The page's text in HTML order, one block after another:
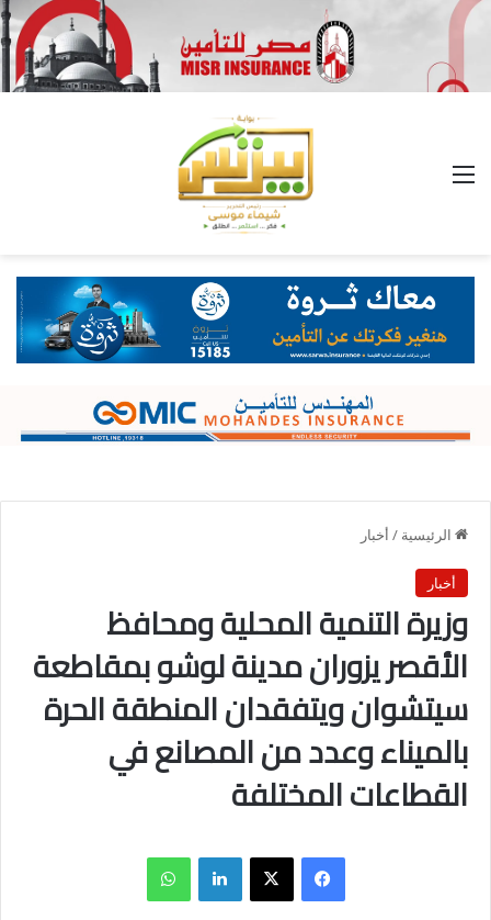
الرئيسية / أخبار
أخبار
وزيرة التنمية المحلية ومحافظ
الأقصر يزوران مدينة لوشو بمقاطعة
سيتشوان ويتفقدان المنطقة الحرة
بالميناء وعدد من المصانع في
القطاعات المختلفة
فيسبوك X لينكدإن